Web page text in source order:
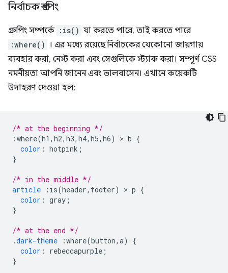
নির্বাচক গ্রুপিং
গ্রুপিং সম্পর্কে :is() যা করতে পারে, তাই করতে পারে
:where()
। এর মধ্যে রয়েছে নির্বাচকের যেকোনো জায়গায়
ব্যবহার করা, নেস্ট করা এবং সেগুলিকে স্ট্যাক করা। সম্পূর্ণ CSS
নমনীয়তা আপনি জানেন এবং ভালবাসেন। এখানে কয়েকটি
উদাহরণ দেওয়া হল:
/* at the beginning */
:where(h1 , h2, h3, h4, h5, h6) > b {
color : hotpink ;
}
/* in the middle */
article
: is(header, footer) > p {
color : gray ;
}
/* at the end */
.dark-theme :where(button, a)
{
color : rebeccapurple ;
}